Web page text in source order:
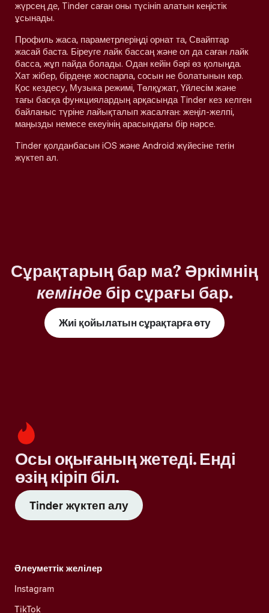
жүрсең де, Tinder саған оны түсініп алатын кеңістік
ұсынады.
Профиль жаса, параметрлеріңді орнат та, Свайптар
жасай баста. Біреуге лайк бассаң және ол да саған лайк
басса, жұп пайда болады. Одан кейін бәрі өз қолыңда.
Хат жібер, бірдеңе жоспарла, сосын не болатынын көр.
Қос кездесу, Музыка режимі, Төлқұжат, Үйлесім және
тағы басқа функциялардың арқасында Tinder кез келген
байланыс түріне лайықталып жасалған: жеңіл-желпі,
маңызды немесе екеуінің арасындағы бір нәрсе.
Tinder қолданбасын iOS және Android жүйесіне тегін
жүктеп ал.
Сұрақтарың бар ма? Әркімнің
кемінде бір сұрағы бар.
Жиі қойылатын сұрақтарға өту
Осы оқығаның жетеді. Енді
өзің кіріп біл.
Tinder жүктеп алу
Әлеуметтік желілер
Instagram
TikTok